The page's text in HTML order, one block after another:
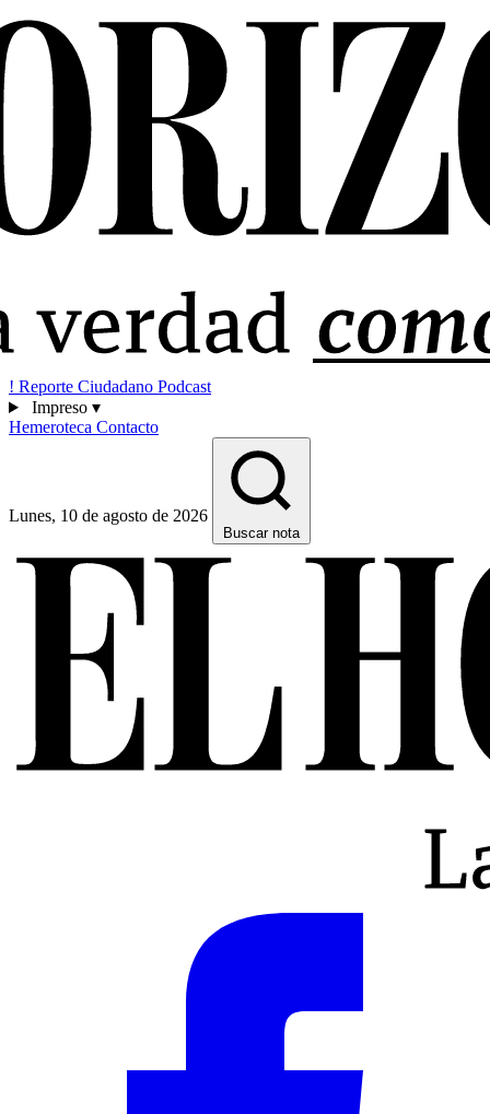
! Reporte Ciudadano Podcast
Impreso ▾
Hemeroteca Contacto
Lunes, 10 de agosto de 2026
Buscar nota